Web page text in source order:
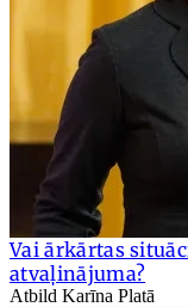
Vai ārkārtas
atvaļinājuma?
Atbild Karīna Platā